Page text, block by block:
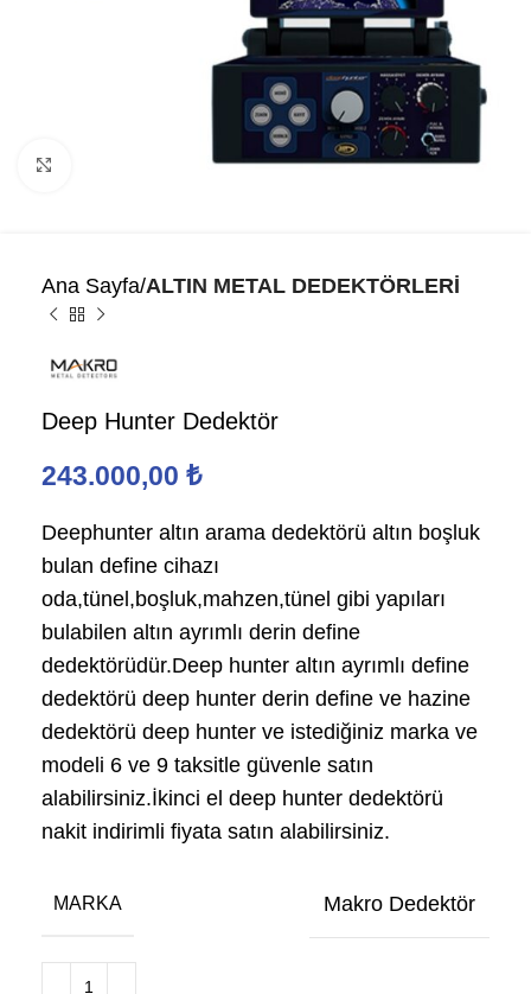
Ana Sayfa ALTIN METAL DEDEKTÖRLERİ
Deep Hunter Dedektör
243.000,00 ₺
Deephunter altın arama dedektörü altın boşluk
bulan define cihazı
oda,tünel,boşluk,mahzen,tünel gibi yapıları
bulabilen altın ayrımlı derin define
dedektörüdür.Deep hunter altın ayrımlı define
dedektörü deep hunter derin define ve hazine
dedektörü deep hunter ve istediğiniz marka ve
modeli 6 ve 9 taksitle güvenle satın
alabilirsiniz.İkinci el deep hunter dedektörü
nakit indirimli fiyata satın alabilirsiniz.
MARKA Makro Dedektör